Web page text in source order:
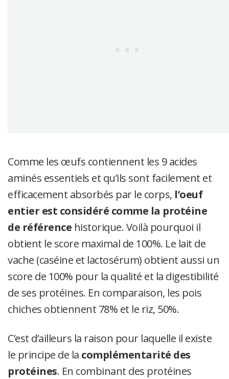
Comme les œufs contiennent les 9 acides
aminés essentiels et qu’ils sont facilement et
efficacement absorbés par le corps, l’oeuf
entier est considéré comme la protéine
de référence historique. Voilà pourquoi il
obtient le score maximal de 100%. Le lait de
vache (caséine et lactosérum) obtient aussi un
score de 100% pour la qualité et la digestibilité
de ses protéines. En comparaison, les pois
chiches obtiennent 78% et le riz, 50%.
C’est d’ailleurs la raison pour laquelle il existe
le principe de la complémentarité des
protéines. En combinant des protéines